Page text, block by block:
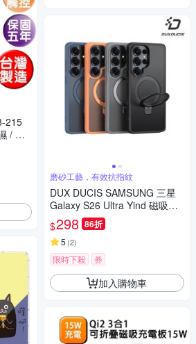
215
/ 防
磨砂工藝，有效抗指紋
DUX DUCIS SAMSUNG 三星
Galaxy S26 Ultra Yind 磁吸支
架保護殼
$298 86折
5 (2)
限時下殺 券
加入購物車